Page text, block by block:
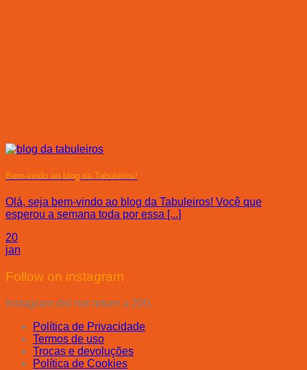
Bem-vindo ao blog da Tabuleiros!
Olá, seja bem-vindo ao blog da Tabuleiros! Você que
esperou a semana toda por essa [...]
20
jan
Follow on instagram
Instagram did not return a 200.
Política de Privacidade
Termos de uso
Trocas e devoluções
Política de Cookies